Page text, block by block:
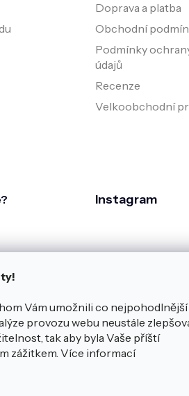
Vám umožnili co nejpohodlnější
provozu webu neustále
tak aby byla Vaše příští
zážitkem. Více informací
Doprava a platba
Obchodní
Podmínky
údajů
Recenze
Velkoobchodní
podle
za
hodnocení na
hodnocení
Instagram
Sledovat